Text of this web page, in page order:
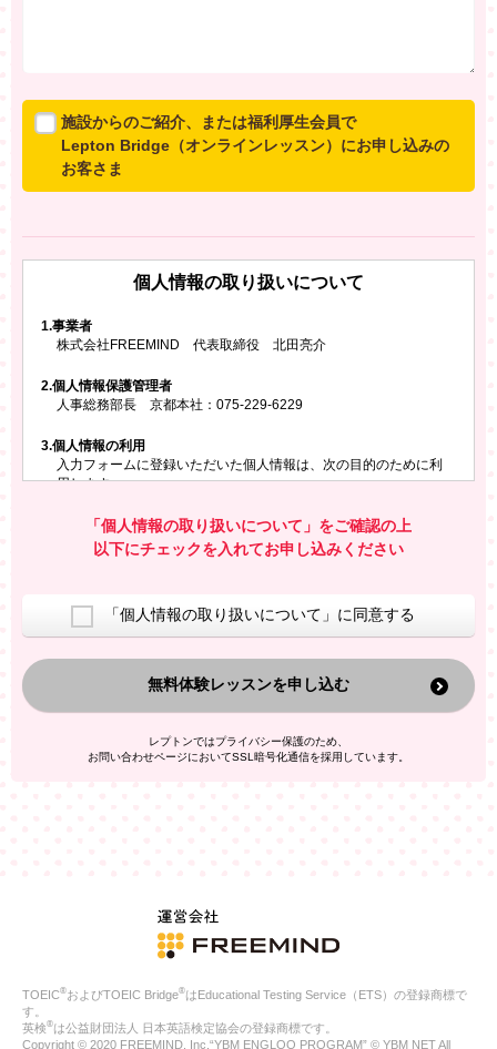
施設からのご紹介、または福利厚生会員で
Lepton Bridge（オンラインレッスン）にお申し込みの
お客さま
いいたします。
※ご兄弟姉妹など複数でお申し込みの場合、お一人ず
所属施設名・会員番号またはクーポンコード
所属施設名
会員番号またはクーポンコード
個人情報の取り扱いについて
1.事業者
株式会社FREEMIND 代表取締役 北田亮介
2.個人情報保護管理者
人事総務部長 京都本社：075-229-6229
3.個人情報の利用
入力フォームに登録いただいた個人情報は、次の目的のために利
用します。
お問い合わせにお答えするため
レプトンのキャンペーンや新商品（新サービス）、新規開講教
室等をご案内するため
換した上で、広告・宣伝・販売促進活動に役立てること
上記の利用目的のために第三者へ提供すること
なお、この利用目的を超えた個人情報の取扱いは行いません。ま
た、これ以外の目的で個人情報を利用することはありません。
人情報を、本人が特定されないデータに不可逆変換した上で第三
者広告配信事業者においてマッチングを行い、その結果に基づい
ご本人の同意がある場合
法令に基づく場合
人の生命、身体または財産の保護のために必要がある場合であ
公衆衛生の向上または児童の健全な育成の推進のために特に必
合
「個人情報の取り扱いについて」をご確認の上
以下にチェックを入れてお申し込みください
「個人情報の取り扱いについて」に同意する
無料体験レッスンを申し込む
レプトンではプライバシー保護のため、
お問い合わせページにおいてSSL暗号化通信を採用しています。
TOEIC®およびTOEIC Bridge®はEducational Testing Service（ETS）の登録商標で
す。
英検®は公益財団法人 日本英語検定協会の登録商標です。
Copyright © 2020 FREEMIND, Inc.“YBM ENGLOO PROGRAM” © YBM NET All